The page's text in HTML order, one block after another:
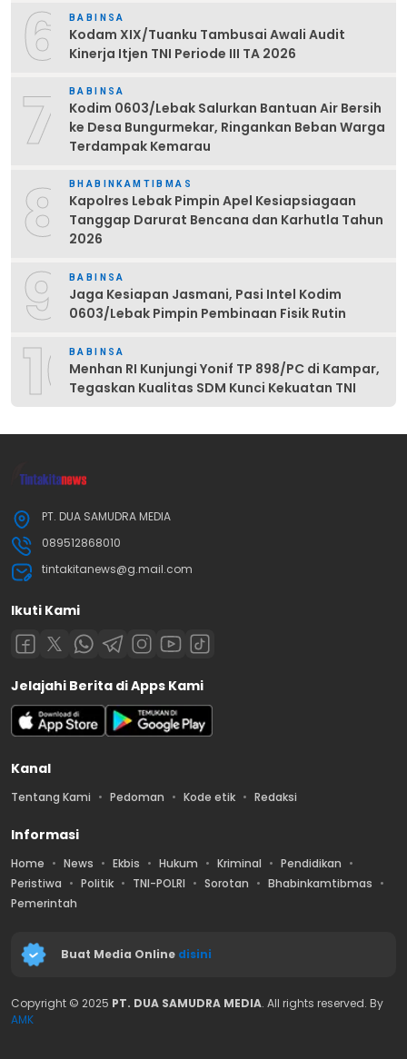
6 BABINSA
Kodam XIX/Tuanku Tambusai Awali Audit
Kinerja Itjen TNI Periode III TA 2026
7 BABINSA
Kodim 0603/Lebak Salurkan Bantuan Air Bersih
ke Desa Bungurmekar, Ringankan Beban Warga
Terdampak Kemarau
8 BHABINKAMTIBMAS
Kapolres Lebak Pimpin Apel Kesiapsiagaan
Tanggap Darurat Bencana dan Karhutla Tahun
2026
9 BABINSA
Jaga Kesiapan Jasmani, Pasi Intel Kodim
0603/Lebak Pimpin Pembinaan Fisik Rutin
10BABINSA
Menhan RI Kunjungi Yonif TP 898/PC di Kampar,
Tegaskan Kualitas SDM Kunci Kekuatan TNI
PT. DUA SAMUDRA MEDIA
089512868010
tintakitanews@g.mail.com
Ikuti Kami
Jelajahi Berita di Apps Kami
Kanal
Tentang Kami Pedoman Kode etik Redaksi
Informasi
Home News Ekbis Hukum Kriminal
Pendidikan
Peristiwa
Politik TNI-POLRI Sorotan
Bhabinkamtibmas
Pemerintah
Buat Media Online disini
Copyright © 2025 PT. DUA SAMUDRA MEDIA. All rights reserved. By
AMK